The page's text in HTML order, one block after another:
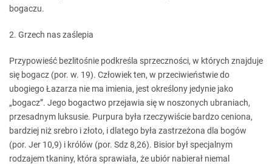
bogaczu.
2. Grzech nas zaślepia
Przypowieść bezlitośnie podkreśla sprzeczności, w których znajduje
się bogacz (por. w. 19). Człowiek ten, w przeciwieństwie do
ubogiego Łazarza nie ma imienia, jest określony jedynie jako
„bogacz”. Jego bogactwo przejawia się w noszonych ubraniach,
przesadnym luksusie. Purpura była rzeczywiście bardzo ceniona,
bardziej niż srebro i złoto, i dlatego była zastrzeżona dla bogów
(por. Jer 10,9) i królów (por. Sdz 8,26). Bisior był specjalnym
rodzajem tkaniny, która sprawiała, że ubiór nabierał niemal